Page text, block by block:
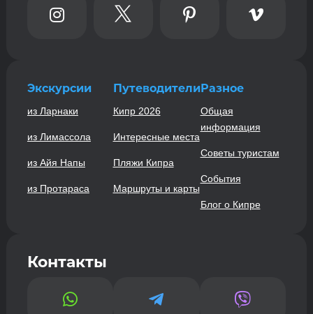
   
Экскурсии
из Ларнаки
из Лимассола
из Айя Напы
из Протараса
Путеводители
Кипр 2026
Интересные места
Пляжи Кипра
Маршруты и карты
Разное
Общая
информация
Советы туристам
События
Блог о Кипре
Контакты
  